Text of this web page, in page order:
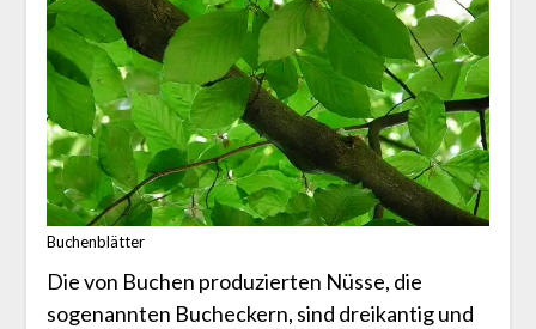
Buchenblätter
Die von Buchen produzierten Nüsse, die
sogenannten Bucheckern, sind dreikantig und